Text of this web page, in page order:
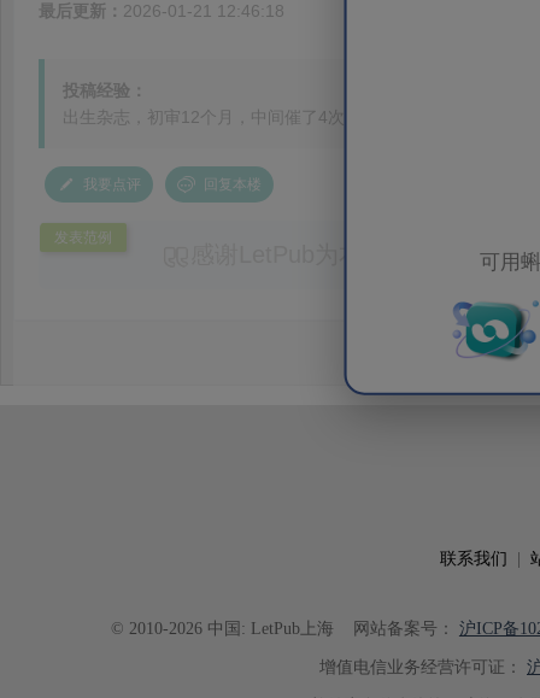
可用
最后更新： 2026-01-21 12:46:18
投稿经验：
出生杂志，初审12个月，中间催了4次，全是官方回复，最后
我要点评 回复本楼
发表范例
感谢LetPub为本论文提供专业
效应及界面电荷传输等研究内容，
论述逻辑进行了系统梳理，使研究
析及机理讨论之间的关系更加清晰
联系我们
© 2010-2026 中国: LetPub上海 网站备案号： 沪ICP备
增值电信业务经营许可证：